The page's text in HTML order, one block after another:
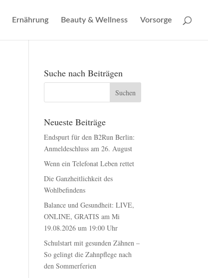
Ernährung Beauty & Wellness Vorsorge
Suche nach Beiträgen
Neueste Beiträge
Endspurt für den B2Run Berlin:
Anmeldeschluss am 26. August
Wenn ein Telefonat Leben rettet
Die Ganzheitlichkeit des
Wohlbefindens
Balance und Gesundheit: LIVE,
ONLINE, GRATIS am Mi
19.08.2026 um 19:00 Uhr
Schulstart mit gesunden Zähnen –
So gelingt die Zahnpflege nach
den Sommerferien